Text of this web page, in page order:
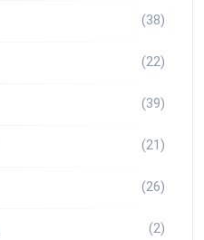
(38)
(22)
(39)
(21)
(26)
(2)